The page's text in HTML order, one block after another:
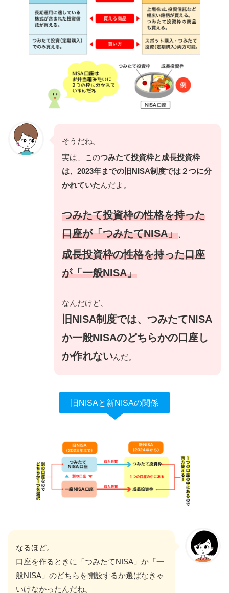
そうだね。
実は、このつみたて投資枠と成長投資枠
は、2023年までの旧NISA制度では２つに分
かれていたんだよ。
つみたて投資枠の性格を持った
口座が「つみたてNISA」
成長投資枠の性格を持った口座
が「一般NISA」
なんだけど、
旧NISA制度では、つみたてNISA
か一般NISAのどちらかの口座し
か作れないんだ。
旧NISAと新NISAの関係
なるほど。
口座を作るときに「つみたてNISA」か「一
般NISA」のどちらを開設するか選ばなきゃ
いけなかったんだね。